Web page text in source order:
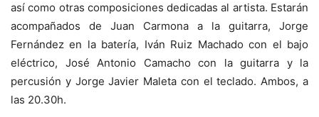
así como otras composiciones dedicadas al artista. Estarán
acompañados de Juan Carmona a la guitarra, Jorge
Fernández en la batería, Iván Ruiz Machado con el bajo
eléctrico, José Antonio Camacho con la guitarra y la
percusión y Jorge Javier Maleta con el teclado. Ambos, a
las 20.30h.